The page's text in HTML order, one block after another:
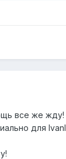
все же жду!
для IvanI